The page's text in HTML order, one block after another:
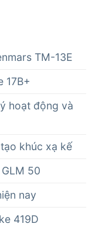
TM-13E
17B+
hoạt động và
khúc xạ kế
50
nay
419D